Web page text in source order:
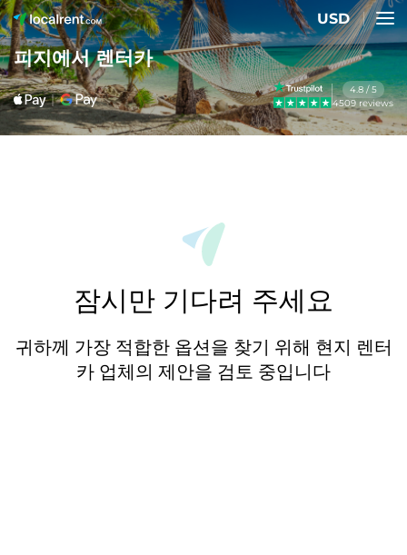
USD
피지에서 렌터카
4.8 / 5
4509 reviews
잠시만 기다려 주세요
귀하께 가장 적합한 옵션을 찾기 위해 현지 렌터
카 업체의 제안을 검토 중입니다